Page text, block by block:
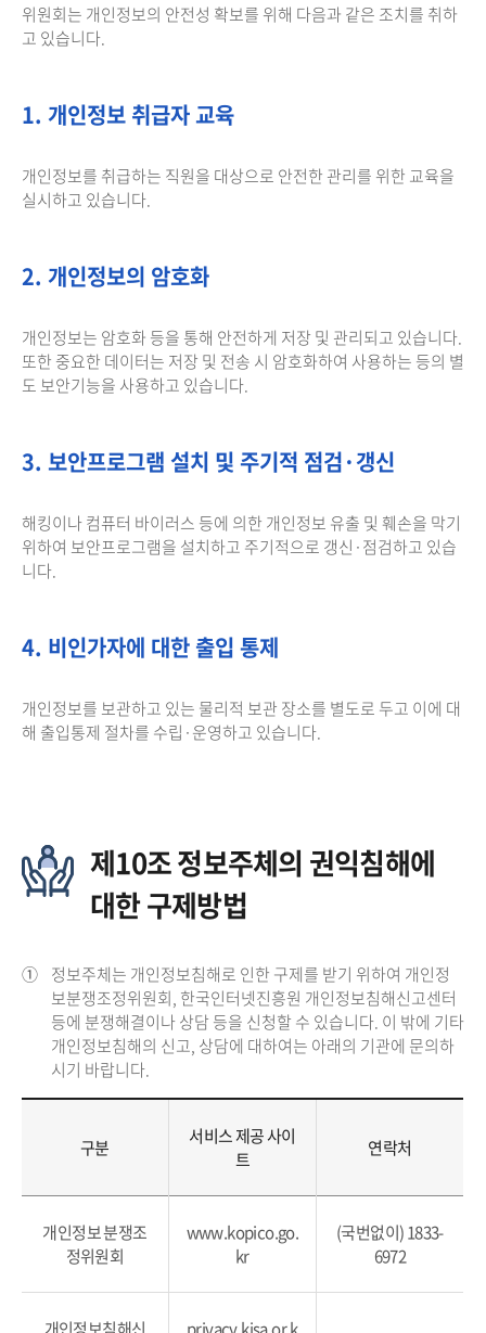
위원회는 개인정보의 안전성 확보를 위해 다음과 같은 조치를 취하
고 있습니다.
1. 개인정보 취급자 교육
개인정보를 취급하는 직원을 대상으로 안전한 관리를 위한 교육을
실시하고 있습니다.
2. 개인정보의 암호화
개인정보는 암호화 등을 통해 안전하게 저장 및 관리되고 있습니다.
또한 중요한 데이터는 저장 및 전송 시 암호화하여 사용하는 등의 별
도 보안기능을 사용하고 있습니다.
3. 보안프로그램 설치 및 주기적 점검·갱신
해킹이나 컴퓨터 바이러스 등에 의한 개인정보 유출 및 훼손을 막기
위하여 보안프로그램을 설치하고 주기적으로 갱신·점검하고 있습
니다.
4. 비인가자에 대한 출입 통제
개인정보를 보관하고 있는 물리적 보관 장소를 별도로 두고 이에 대
해 출입통제 절차를 수립·운영하고 있습니다.
제10조 정보주체의 권익침해에
대한 구제방법
① 정보주체는 개인정보침해로 인한 구제를 받기 위하여 개인정
보분쟁조정위원회, 한국인터넷진흥원 개인정보침해신고센터
등에 분쟁해결이나 상담 등을 신청할 수 있습니다. 이 밖에 기타
개인정보침해의 신고, 상담에 대하여는 아래의 기관에 문의하
시기 바랍니다.
구분
서비스 제공 사이
트
연락처
개인정보 분쟁조
정위원회
www.kopico.go.
kr
(국번없이) 1833-
6972
개인정보침해신 privacy.kisa.or.k